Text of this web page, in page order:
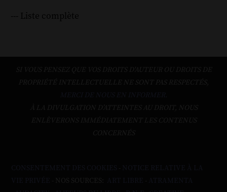
--- Liste complète